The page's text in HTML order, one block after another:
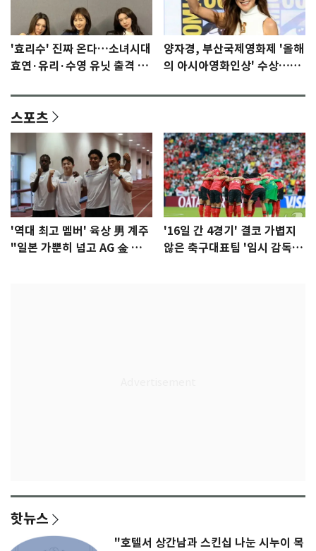
'효리수' 진짜 온다…소녀시대
효연·유리·수영 유닛 출격 [N
양자경, 부산국제영화제 '올해
의 아시아영화인상' 수상…15
스포츠
'역대 최고 멤버' 육상 男 계주
"일본 가뿐히 넘고 AG 金 따겠
'16일 간 4경기' 결코 가볍지
않은 축구대표팀 '임시 감독'
핫뉴스
"호텔서 상간남과 스킨십 나눈 시누이 목